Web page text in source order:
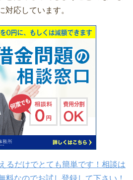
対応しています。
るだけでとても簡単です！相談は